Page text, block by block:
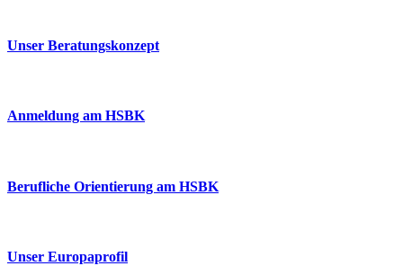
Unser Beratungskonzept
Anmeldung am HSBK
Berufliche Orientierung am HSBK
Unser Europaprofil